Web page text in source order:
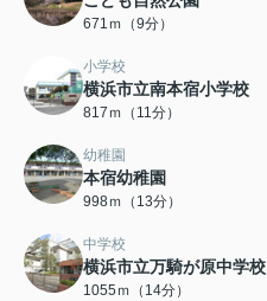
671ｍ（9分）
小学校
横浜市立南本宿小学校
817ｍ（11分）
幼稚園
本宿幼稚園
998ｍ（13分）
中学校
横浜市立万騎が原中学校
1055ｍ（14分）